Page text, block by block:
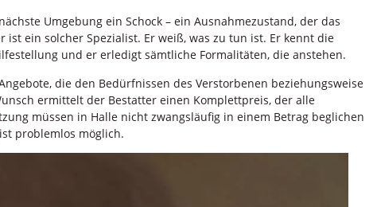
Umgebung ein Schock – ein Ausnahmezustand, der das
ein solcher Spezialist. Er weiß, was zu tun ist. Er kennt die
und er erledigt sämtliche Formalitäten, die anstehen.
die den Bedürfnissen des Verstorbenen beziehungsweise
ermittelt der Bestatter einen Komplettpreis, der alle
müssen in Halle nicht zwangsläufig in einem Betrag beglichen
problemlos möglich.